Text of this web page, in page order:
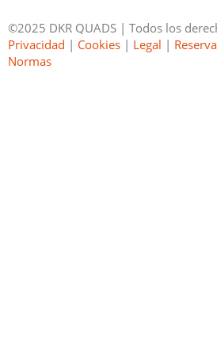
©2025 DKR QUADS | Todos los
Privacidad | Cookies | Legal |
Normas